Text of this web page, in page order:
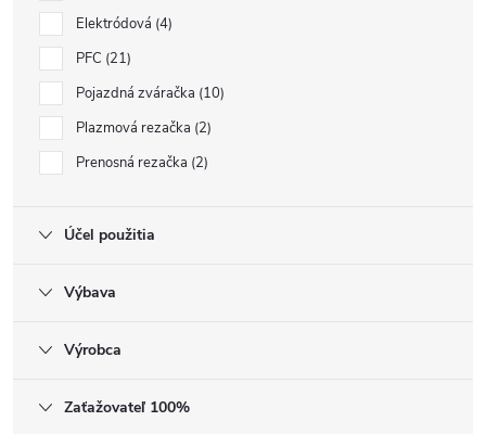
Elektródová 4
PFC 21
Pojazdná zváračka 10
Plazmová rezačka 2
Prenosná rezačka 2
Účel použitia
Výbava
Výrobca
Zaťažovateľ 100%